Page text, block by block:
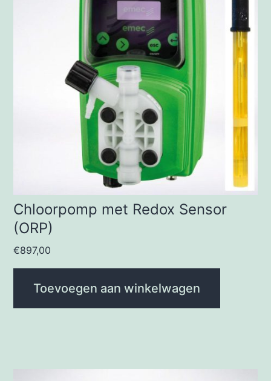
Chloorpomp met Redox Sensor
(ORP)
€897,00
Toevoegen aan winkelwagen